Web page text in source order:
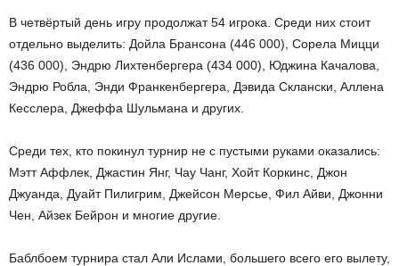
В четвёртый день игру продолжат 54 игрока. Среди них стоит
отдельно выделить: Дойла Брансона (446 000), Сорела Мицци
(436 000), Эндрю Лихтенбергера (434 000), Юджина Качалова,
Эндрю Робла, Энди Франкенбергера, Дэвида Склански, Аллена
Кесслера, Джеффа Шульмана и других.
Среди тех, кто покинул турнир не с пустыми руками оказались:
Мэтт Аффлек, Джастин Янг, Чау Чанг, Хойт Коркинс, Джон
Джуанда, Дуайт Пилигрим, Джейсон Мерсье, Фил Айви, Джонни
Чен, Айзек Бейрон и многие другие.
Баблбоем турнира стал Али Ислами, большего всего его вылету,